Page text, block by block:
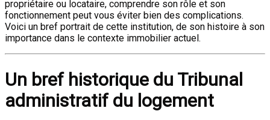
propriétaire ou locataire, comprendre son rôle et son
fonctionnement peut vous éviter bien des complications.
Voici un bref portrait de cette institution, de son histoire à son
importance dans le contexte immobilier actuel.
Un bref historique du Tribunal
administratif du logement